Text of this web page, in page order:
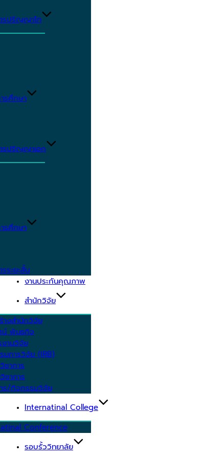
รปริญญาโท
รศึกษา
รปริญญาเอก
รศึกษา
ระยะสั้น
งานประกันคุณภาพ
สำนักวิจัย
างสำนักวิจัย
น์ พันธกิจ
งานวิจัย
มการวิจัย (IRB)
ชาการ
ชาการ
ร/กิจกรรมวิจัย
Internatinal College
Conference
รอบรั้ววิทยาลัย